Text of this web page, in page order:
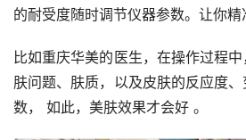
的耐受度随时调节仪器参数。让你
比如重庆华美的医生，在操作过程
肤问题、肤质，以及皮肤的反应度
数， 如此，美肤效果才会好 。